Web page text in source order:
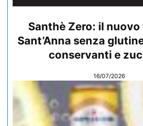
Santhè Zero: il
Sant’Anna senza
conservanti e
16/07/2026